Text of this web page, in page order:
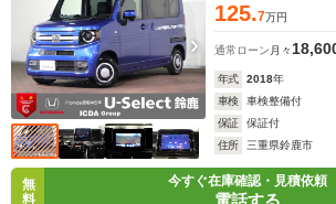
125.7万円
通常ローン 月々
年式 2018年
車検
車検整備付
保証
保証付
住所
三重県鈴鹿市
無
料
今すぐ在庫確認・見積依頼
電話する